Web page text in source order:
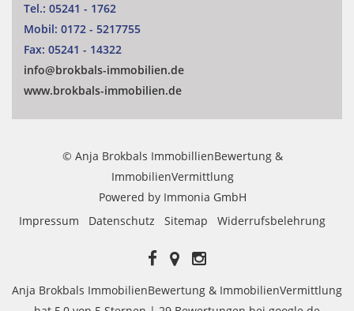
Tel.: 05241 - 1762
Mobil: 0172 - 5217755
Fax: 05241 - 14322
info@brokbals-immobilien.de
www.brokbals-immobilien.de
© Anja Brokbals ImmobillienBewertung &
ImmobilienVermittlung
Powered by Immonia GmbH
Impressum
Datenschutz Sitemap Widerrufsbelehrung
Anja Brokbals ImmobilienBewertung & ImmobilienVermittlung